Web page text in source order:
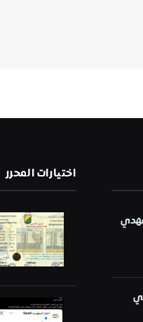
اختيارات المحرر